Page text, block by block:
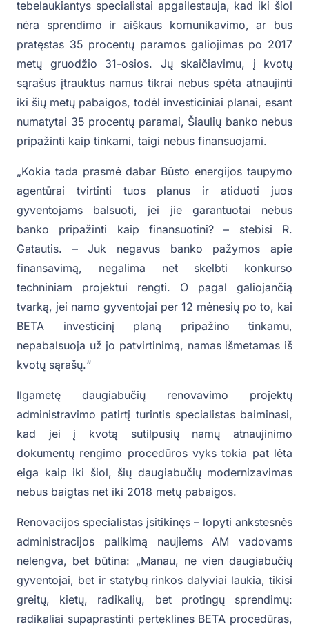
tebelaukiantys specialistai apgailestauja, kad iki šiol
nėra sprendimo ir aiškaus komunikavimo, ar bus
pratęstas 35 procentų paramos galiojimas po 2017
metų gruodžio 31-osios. Jų skaičiavimu, į kvotų
sąrašus įtrauktus namus tikrai nebus spėta atnaujinti
iki šių metų pabaigos, todėl investiciniai planai, esant
numatytai 35 procentų paramai, Šiaulių banko nebus
pripažinti kaip tinkami, taigi nebus finansuojami.
„Kokia tada prasmė dabar Būsto energijos taupymo
agentūrai tvirtinti tuos planus ir atiduoti juos
gyventojams balsuoti, jei jie garantuotai nebus
banko pripažinti kaip finansuotini? – stebisi R.
Gatautis. – Juk negavus banko pažymos apie
finansavimą, negalima net skelbti konkurso
techniniam projektui rengti. O pagal galiojančią
tvarką, jei namo gyventojai per 12 mėnesių po to, kai
BETA investicinį planą pripažino tinkamu,
nepabalsuoja už jo patvirtinimą, namas išmetamas iš
kvotų sąrašų.“
Ilgametę daugiabučių renovavimo projektų
administravimo patirtį turintis specialistas baiminasi,
kad jei į kvotą sutilpusių namų atnaujinimo
dokumentų rengimo procedūros vyks tokia pat lėta
eiga kaip iki šiol, šių daugiabučių modernizavimas
nebus baigtas net iki 2018 metų pabaigos.
Renovacijos specialistas įsitikinęs – lopyti ankstesnės
administracijos palikimą naujiems AM vadovams
nelengva, bet būtina: „Manau, ne vien daugiabučių
gyventojai, bet ir statybų rinkos dalyviai laukia, tikisi
greitų, kietų, radikalių, bet protingų sprendimų:
radikaliai supaprastinti perteklines BETA procedūras,